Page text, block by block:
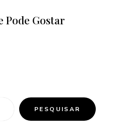
Pode Gostar
PESQUISAR